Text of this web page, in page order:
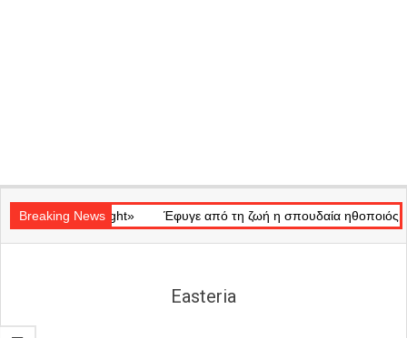
Navigation
Menu
Breaking News
«Ray of Light» Έφυγε από τη ζωή η σπουδαία ηθοποιός Μάρω
Easteria